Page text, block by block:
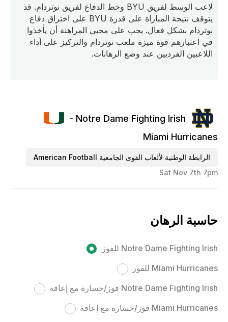
لاعب الوسط لفريق BYU وخط الدفاع لفريق نوتردام. قد
يتوقف نتيجة المباراة على قدرة BYU على اختراق دفاع
نوتردام بشكل فعال. يجب على محبي المراهنة أن يأخذوا
في اعتبارهم قوة ميزة ملعب نوتردام والتركيز على أداء
اللاعبين الفرديين عند وضع الرهانات.
Notre Dame Fighting Irish -
Miami Hurricanes
الرابطة الوطنية لألعاب القوى الجامعية American Football
Sat Nov 7th 7pm
حاسبة الرهان
Notre Dame Fighting Irish للفوز
Miami Hurricanes للفوز
Notre Dame Fighting Irish فوز/خسارة مع إعاقة
Miami Hurricanes فوز/خسارة مع إعاقة